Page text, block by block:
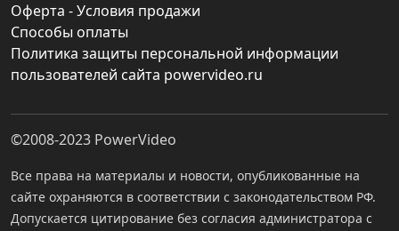
Оферта - Условия продажи
Способы оплаты
Политика защиты персональной информации
пользователей сайта powervideo.ru
©2008-2023 PowerVideo
Все права на материалы и новости, опубликованные на
сайте охраняются в соответствии с законодательством РФ.
Допускается цитирование без согласия администратора с